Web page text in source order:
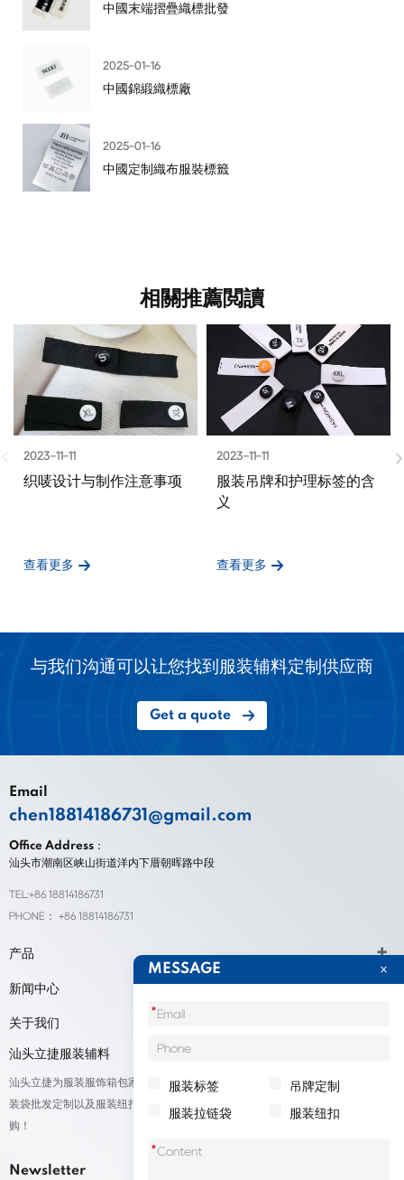
中國末端摺疊織標批發
2025-01-16
中國錦緞織標廠
2025-01-16
中國定制織布服裝標籤
相關推薦閲讀
2023-11-11
织唛设计与制作注意事项
查看更多
2023-11-11
服装吊牌和护理标签的含
义
查看更多
与我们沟通可以让您找到服装辅料定制供应商
Get a quote
Email
chen18814186731@gmail.com
Office Address：
汕头市潮南区峡山街道洋内下厝朝晖路中段
TEL:+86 18814186731
PHONE： +86 18814186731
产品
新闻中心
关于我们
汕头立捷服装辅料
汕头立捷为服装服饰箱包家纺鞋帽标签等产品厂家提供标签定制、吊牌定做、包
装袋批发定制以及服装纽扣低价批量出售；我们承接来自全球的订单，欢迎采
购！
Newsletter
MESSAGE
*
服装标签 吊牌定制
服装拉链袋 服装纽扣
*